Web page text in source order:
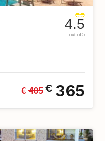
4.5
out of 5
€ 405€ 365